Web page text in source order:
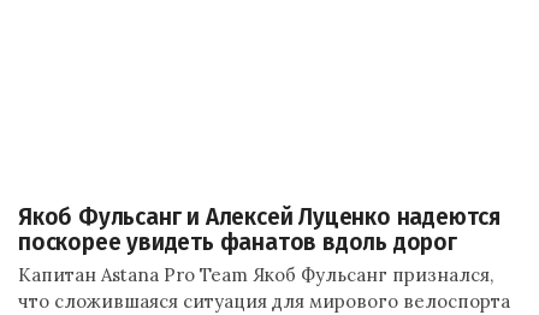
Якоб Фульсанг и Алексей Луценко надеются
поскорее увидеть фанатов вдоль дорог
Капитан Astana Pro Team Якоб Фульсанг признался,
что сложившаяся ситуация для мирового велоспорта